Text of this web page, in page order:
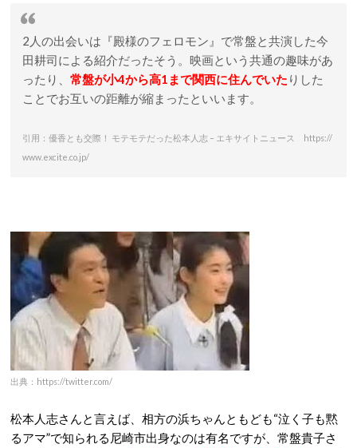
2人の出会いは『殿様のフェロモン』で常盤と共演した今
田耕司による紹介だったそう。映画という共通の趣味があ
ったり、 常盤が小4から高1まで関西に住んでいた りした
ことでお互いの距離が縮まったといいます。
引用：優香とも交際！ モテモテだった松本人志 – エキサイトニュース https://
www.excite.co.jp/
出典：https://twitter.com/
松本人志さんと言えば、相方の浜ちゃんともども“泣く子も黙
るアマ”で知られる尼崎市出身なのは有名ですが、常盤貴子さ